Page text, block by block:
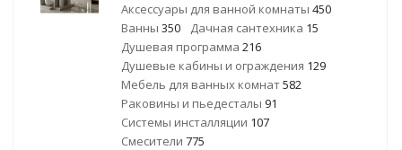
Аксессуары для ванной комнаты 450
Ванны 350 Дачная сантехника 15
Душевая программа 216
Душевые кабины и ограждения 129
Мебель для ванных комнат582
Раковины и пьедесталы 91
Системы инсталляции 107
Смесители 775